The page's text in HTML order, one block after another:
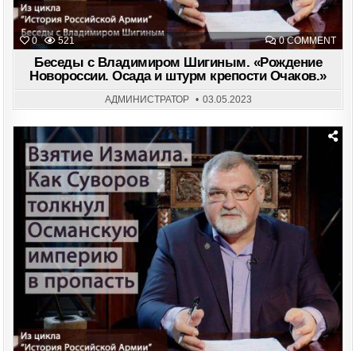
0 521 0 COMMENTON
Беседы с Владимиром Шигиным. «Рождение
Новороссии. Осада и штурм крепости Очаков.»
АДМИНИСТРАТОР 03.05.2023
Posted
in